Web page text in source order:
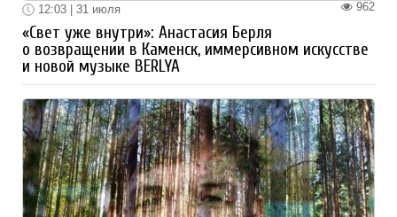
962
12:03 | 31 июля
«Свет уже внутри»: Анастасия Берля
о возвращении в Каменск, иммерсивном искусстве
и новой музыке BERLYA